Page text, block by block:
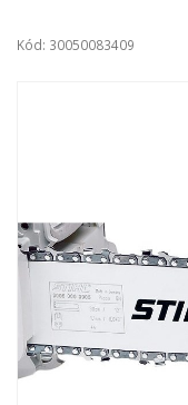
Kód: 30050083409